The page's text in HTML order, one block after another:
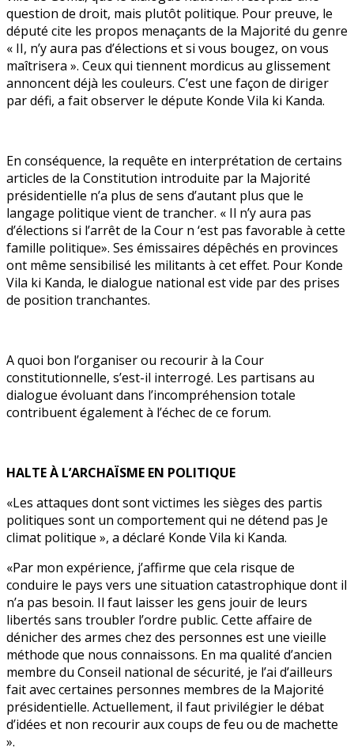
question de droit, mais plutôt politique. Pour preuve, le
député cite les propos menaçants de la Majorité du genre
« II, n’y aura pas d’élections et si vous bougez, on vous
maîtrisera ». Ceux qui tiennent mordicus au glissement
annoncent déjà les couleurs. C’est une façon de diriger
par défi, a fait observer le députe Konde Vila ki Kanda.
En conséquence, la requête en interprétation de certains
articles de la Constitution introduite par la Majorité
présidentielle n’a plus de sens d’autant plus que le
langage politique vient de trancher. « Il n’y aura pas
d’élections si l’arrêt de la Cour n ‘est pas favorable à cette
famille politique». Ses émissaires dépêchés en provinces
ont même sensibilisé les militants à cet effet. Pour Konde
Vila ki Kanda, le dialogue national est vide par des prises
de position tranchantes.
A quoi bon l’organiser ou recourir à la Cour
constitutionnelle, s’est-il interrogé. Les partisans au
dialogue évoluant dans l’incompréhension totale
contribuent également à l’échec de ce forum.
HALTE À L’ARCHAÏSME EN POLITIQUE
«Les attaques dont sont victimes les sièges des partis
politiques sont un comportement qui ne détend pas Je
climat politique », a déclaré Konde Vila ki Kanda.
«Par mon expérience, j’affirme que cela risque de
conduire le pays vers une situation catastrophique dont il
n’a pas besoin. Il faut laisser les gens jouir de leurs
libertés sans troubler l’ordre public. Cette affaire de
dénicher des armes chez des personnes est une vieille
méthode que nous connaissons. En ma qualité d’ancien
membre du Conseil national de sécurité, je l’ai d’ailleurs
fait avec certaines personnes membres de la Majorité
présidentielle. Actuellement, il faut privilégier le débat
d’idées et non recourir aux coups de feu ou de machette
».